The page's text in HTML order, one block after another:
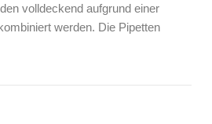
volldeckend aufgrund einer
werden. Die Pipetten